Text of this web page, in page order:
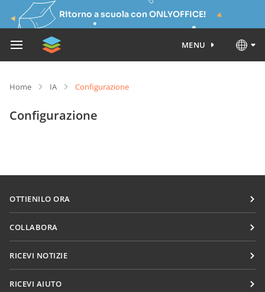
Ritorno a scuola con ONLYOFFICE!
MENU
Home IA Configurazione
Configurazione
OTTIENILO ORA
Workspace
COLLABORA
Per gli influencer
RICEVI NOTIZIE
RICEVI AIUTO